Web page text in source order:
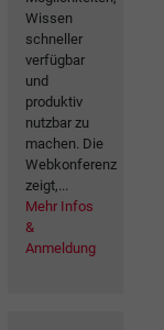
Wissen
schneller
verfügbar
und
produktiv
nutzbar zu
machen. Die
Webkonferenz
zeigt,...
Mehr Infos
&
Anmeldung